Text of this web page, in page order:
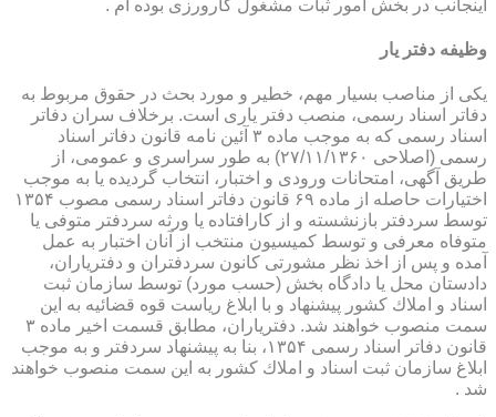
اینجانب در بخش امور ثبات مشغول کارورزی بوده ام .
وظیفه دفتر یار
یكی از مناصب بسیار مهم، خطیر و مورد بحث در حقوق مربوط به
دفاتر اسناد رسمی، منصب دفتر یاری است. برخلاف سران دفاتر
اسناد رسمی كه به موجب ماده ۳ آئین نامه قانون دفاتر اسناد
رسمی (اصلاحی ۲۷/۱۱/۱۳۶۰) به طور سراسری و عمومی، از
طریق آگهی، امتحانات ورودی و اختبار، انتخاب گردیده یا به موجب
اختیارات حاصله از ماده ۶۹ قانون دفاتر اسناد رسمی مصوب ۱۳۵۴
توسط سردفتر بازنشسته و از كارافتاده یا ورثه سردفتر متوفی یا
متوفاه معرفی و توسط كمیسیون منتخب از آنان اختبار به عمل
آمده و پس از اخذ نظر مشورتی كانون سردفتران و دفتریاران،
دادستان محل یا دادگاه بخش (حسب مورد) توسط سازمان ثبت
اسناد و املاك كشور پیشنهاد و با ابلاغ ریاست قوه قضائیه به این
سمت منصوب خواهند شد. دفتریاران، مطابق قسمت اخیر ماده ۳
قانون دفاتر اسناد رسمی ۱۳۵۴، بنا به پیشنهاد سردفتر و به موجب
ابلاغ سازمان ثبت اسناد و املاك كشور به این سمت منصوب خواهند
شد .